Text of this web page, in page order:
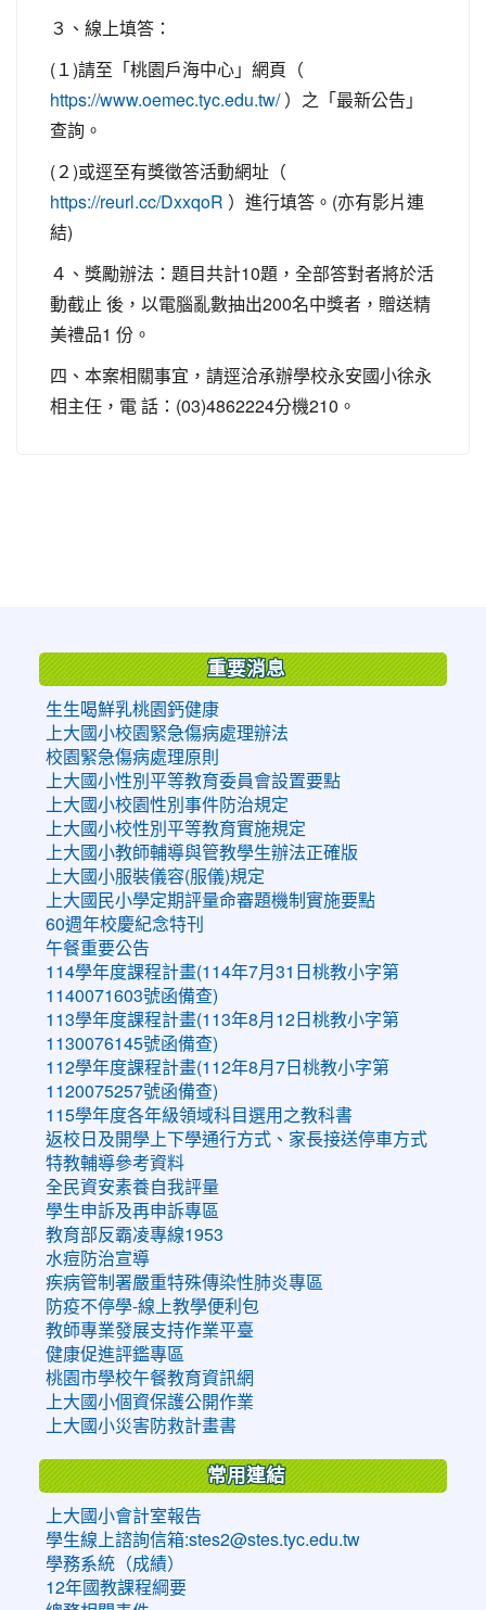
３、線上填答：
(１)請至「桃園戶海中心」網頁（
https://www.oemec.tyc.edu.tw/）之「最新公告」
查詢。
(２)或逕至有獎徵答活動網址（
https://reurl.cc/DxxqoR ）進行填答。(亦有影片連
結)
４、獎勵辦法：題目共計10題，全部答對者將於活
動截止 後，以電腦亂數抽出200名中獎者，贈送精
美禮品1 份。
四、本案相關事宜，請逕洽承辦學校永安國小徐永
相主任，電 話：(03)4862224分機210。
重要消息
生生喝鮮乳桃園鈣健康
上大國小校園緊急傷病處理辦法
校園緊急傷病處理原則
上大國小性別平等教育委員會設置要點
上大國小校園性別事件防治規定
上大國小校性別平等教育實施規定
上大國小教師輔導與管教學生辦法正確版
上大國小服裝儀容(服儀)規定
上大國民小學定期評量命審題機制實施要點
60週年校慶紀念特刊
午餐重要公告
114學年度課程計畫(114年7月31日桃教小字第
1140071603號函備查)
113學年度課程計畫(113年8月12日桃教小字第
1130076145號函備查)
112學年度課程計畫(112年8月7日桃教小字第
1120075257號函備查)
115學年度各年級領域科目選用之教科書
返校日及開學上下學通行方式、家長接送停車方式
特教輔導參考資料
全民資安素養自我評量
學生申訴及再申訴專區
教育部反霸凌專線1953
水痘防治宣導
疾病管制署嚴重特殊傳染性肺炎專區
防疫不停學-線上教學便利包
教師專業發展支持作業平臺
健康促進評鑑專區
桃園市學校午餐教育資訊網
上大國小個資保護公開作業
上大國小災害防救計畫書
常用連結
上大國小會計室報告
學生線上諮詢信箱:stes2@stes.tyc.edu.tw
學務系統（成績）
12年國教課程綱要